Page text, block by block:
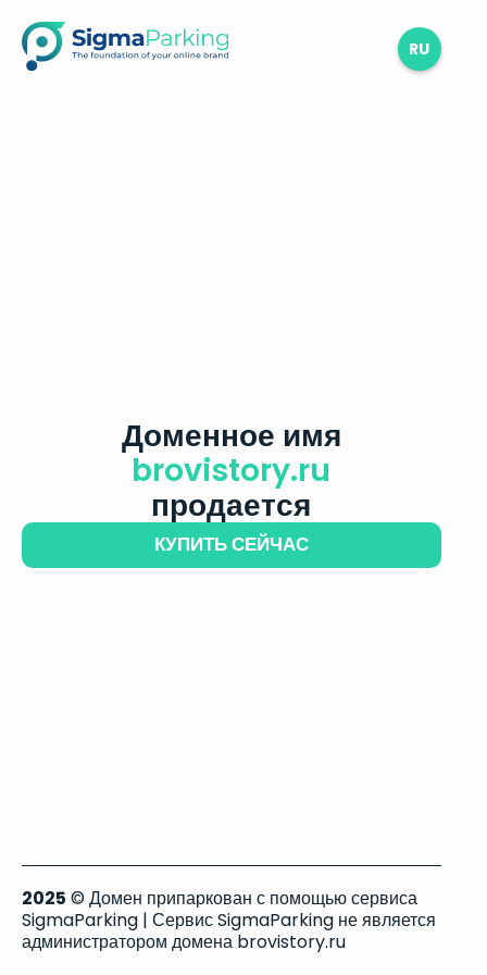
RU
Доменное имя
brovistory.ru
продается
КУПИТЬ СЕЙЧАС
2025 © Домен припаркован с помощью сервиса
SigmaParking | Сервис SigmaParking не является
администратором домена brovistory.ru